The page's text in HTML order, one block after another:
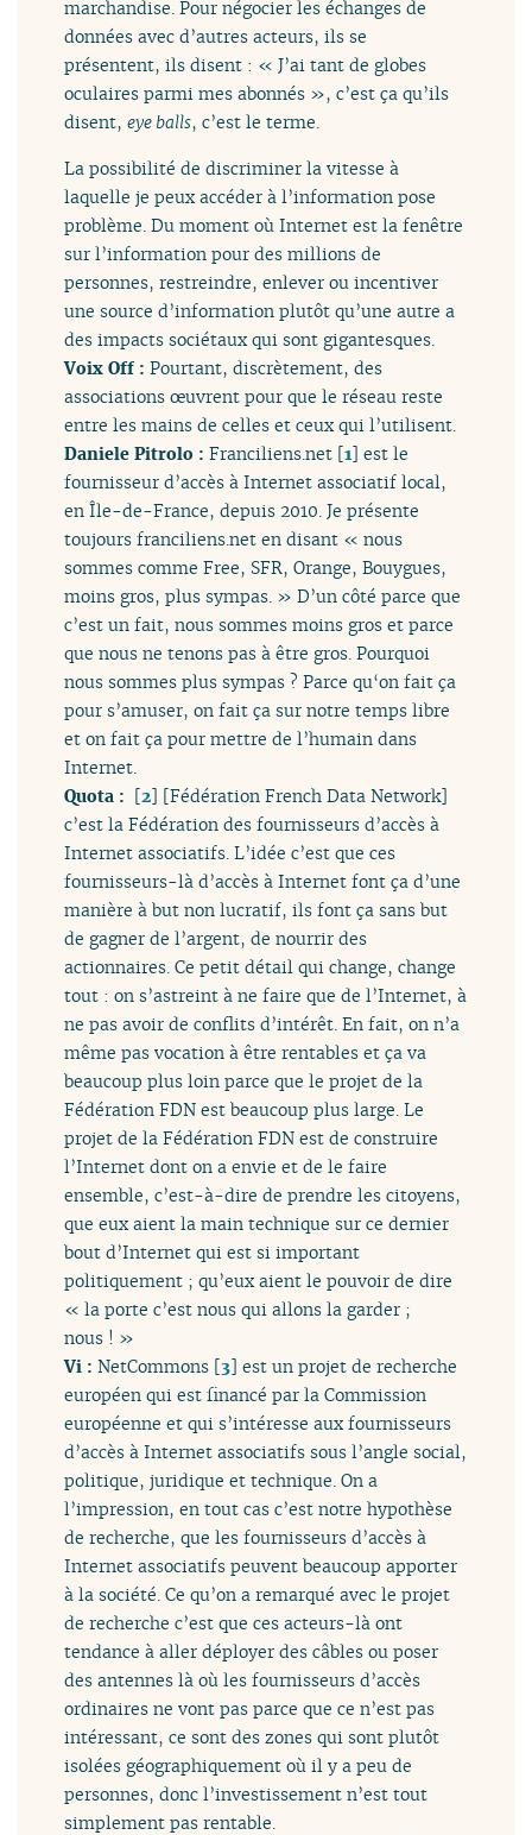
marchandise. Pour négocier les échanges de
données avec d’autres acteurs, ils se
présentent, ils disent : « J’ai tant de globes
oculaires parmi mes abonnés », c’est ça qu’ils
disent,eye balls, c’est le terme.
La possibilité de discriminer la vitesse à
laquelle je peux accéder à l’information pose
problème. Du moment où Internet est la fenêtre
sur l’information pour des millions de
personnes, restreindre, enlever ou incentiver
une source d’information plutôt qu’une autre a
des impacts sociétaux qui sont gigantesques.
Voix Off :Pourtant, discrètement, des
associations œuvrent pour que le réseau reste
entre les mains de celles et ceux qui l’utilisent.
Daniele Pitrolo :Franciliens.net [1] est le
fournisseur d’accès à Internet associatif local,
en Île-de-France, depuis 2010. Je présente
toujours franciliens.net en disant « nous
sommes comme Free, SFR, Orange, Bouygues,
moins gros, plus sympas. » D’un côté parce que
c’est un fait, nous sommes moins gros et parce
que nous ne tenons pas à être gros. Pourquoi
nous sommes plus sympas ? Parce qu‘on fait ça
pour s’amuser, on fait ça sur notre temps libre
et on fait ça pour mettre de l’humain dans
Internet.
Quota : [2] [Fédération French Data Network]
c’est la Fédération des fournisseurs d’accès à
Internet associatifs. L’idée c’est que ces
fournisseurs-là d’accès à Internet font ça d’une
manière à but non lucratif, ils font ça sans but
de gagner de l’argent, de nourrir des
actionnaires. Ce petit détail qui change, change
tout : on s’astreint à ne faire que de l’Internet, à
ne pas avoir de conflits d’intérêt. En fait, on n’a
même pas vocation à être rentables et ça va
beaucoup plus loin parce que le projet de la
Fédération FDN est beaucoup plus large. Le
projet de la Fédération FDN est de construire
l’Internet dont on a envie et de le faire
ensemble, c’est-à-dire de prendre les citoyens,
que eux aient la main technique sur ce dernier
bout d’Internet qui est si important
politiquement ; qu’eux aient le pouvoir de dire
« la porte c’est nous qui allons la garder ;
nous ! »
Vi :NetCommons [3] est un projet de recherche
européen qui est financé par la Commission
européenne et qui s’intéresse aux fournisseurs
d’accès à Internet associatifs sous l’angle social,
politique, juridique et technique. On a
l’impression, en tout cas c’est notre hypothèse
de recherche, que les fournisseurs d’accès à
Internet associatifs peuvent beaucoup apporter
à la société. Ce qu’on a remarqué avec le projet
de recherche c’est que ces acteurs-là ont
tendance à aller déployer des câbles ou poser
des antennes là où les fournisseurs d’accès
ordinaires ne vont pas parce que ce n’est pas
intéressant, ce sont des zones qui sont plutôt
isolées géographiquement où il y a peu de
personnes, donc l’investissement n’est tout
simplement pas rentable.